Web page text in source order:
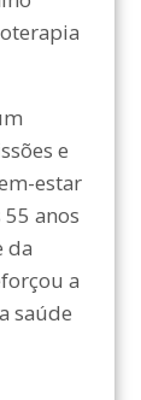
e
estar
anos
da
a
saúde